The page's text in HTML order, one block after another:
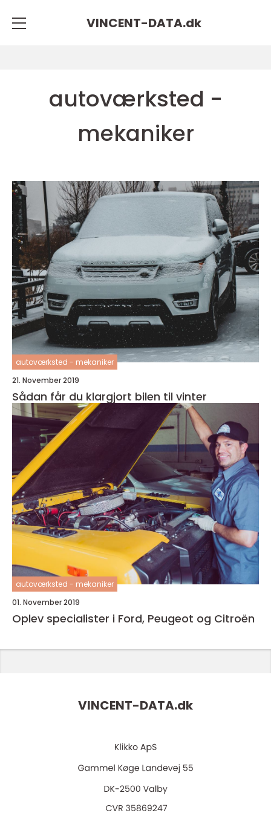
VINCENT-DATA.dk
autoværksted -
mekaniker
autoværksted - mekaniker
21. November 2019
Sådan får du klargjort bilen til vinter
autoværksted - mekaniker
01. November 2019
Oplev specialister i Ford, Peugeot og Citroën
VINCENT-DATA.dk